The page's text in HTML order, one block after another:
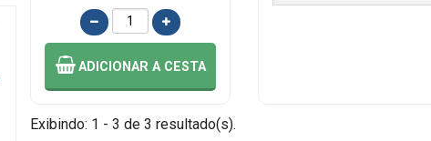
ADICIONAR A CESTA
Exibindo: 1 - 3 de 3 resultado(s).